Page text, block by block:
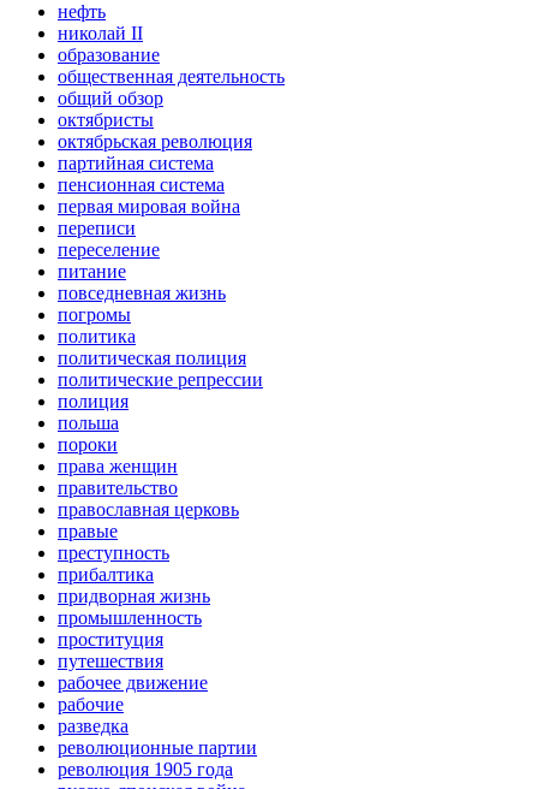
нефть
николай II
образование
общественная деятельность
общий обзор
октябристы
октябрьская революция
партийная система
пенсионная система
первая мировая война
переписи
переселение
питание
повседневная жизнь
погромы
политика
политическая полиция
политические репрессии
полиция
польша
пороки
права женщин
правительство
православная церковь
правые
преступность
прибалтика
придворная жизнь
промышленность
проституция
путешествия
рабочее движение
рабочие
разведка
революционные партии
революция 1905 года